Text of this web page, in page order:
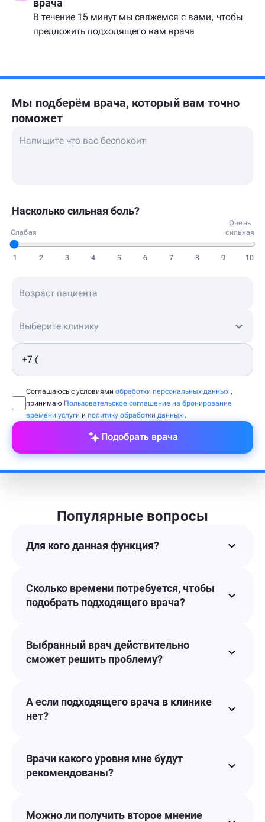
В течение 15 минут мы свяжемся с вами, чтобы
предложить подходящего вам врача
Мы подберём врача, который вам точно
поможет
Насколько сильная боль?
Слабая
Очень
сильная
1 2 3 4 5 6 7 8 9 10
Выберите клинику
Соглашаюсь с условиями обработки персональных данных ,
принимаю Пользовательское соглашение на бронирование
времени услуги и политику обработки данных .
Подобрать врача
Популярные вопросы
Для кого данная функция?
Сколько времени потребуется, чтобы
подобрать подходящего врача?
Выбранный врач действительно
сможет решить проблему?
А если подходящего врача в клинике
нет?
Врачи какого уровня мне будут
рекомендованы?
Можно ли получить второе мнение